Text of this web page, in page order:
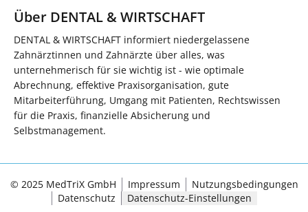
Über DENTAL & WIRTSCHAFT
DENTAL & WIRTSCHAFT informiert niedergelassene
Zahnärztinnen und Zahnärzte über alles, was
unternehmerisch für sie wichtig ist - wie optimale
Abrechnung, effektive Praxisorganisation, gute
Mitarbeiterführung, Umgang mit Patienten, Rechtswissen
für die Praxis, finanzielle Absicherung und
Selbstmanagement.
© 2025 MedTriX GmbH Impressum
Nutzungsbedingungen
Datenschutz
Datenschutz-Einstellungen